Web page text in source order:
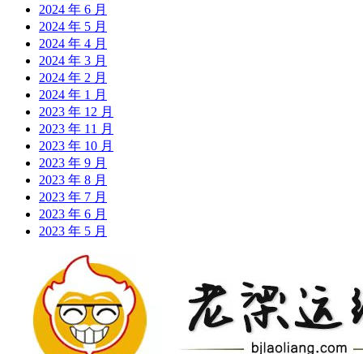
2024 年 6 月
2024 年 5 月
2024 年 4 月
2024 年 3 月
2024 年 2 月
2024 年 1 月
2023 年 12 月
2023 年 11 月
2023 年 10 月
2023 年 9 月
2023 年 8 月
2023 年 7 月
2023 年 6 月
2023 年 5 月